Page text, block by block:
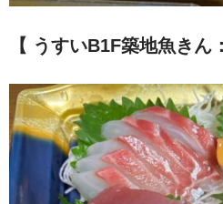
【 うすいB1F築地魚きん